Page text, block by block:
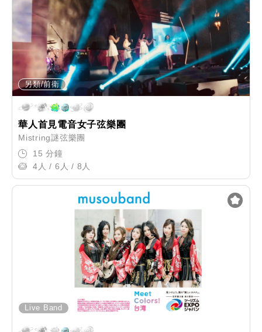
另類/前衛
華人首見電音女子弦樂團
Mistring謎弦樂團
15 分鐘
4人 / 6人 / 8人
Live Band